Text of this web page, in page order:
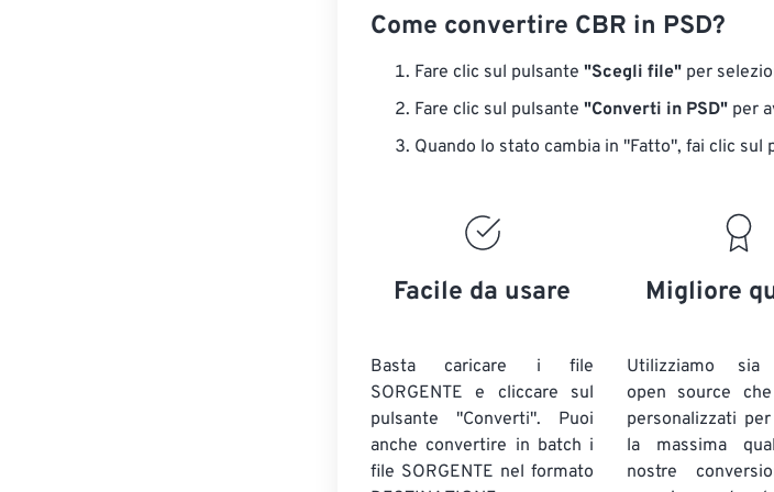
Come convertire CBR in PSD?
Fare clic sul pulsante "Scegli file" per
Fare clic sul pulsante "Converti in PSD" per
Quando lo stato cambia in "Fatto", fai clic sul
Facile da usare
Basta caricare i file
SORGENTE e cliccare sul
pulsante "Converti". Puoi
anche convertire in batch i
file SORGENTE nel formato
Migliore
Utilizziamo sia
open source
personalizzati
la massima
nostre